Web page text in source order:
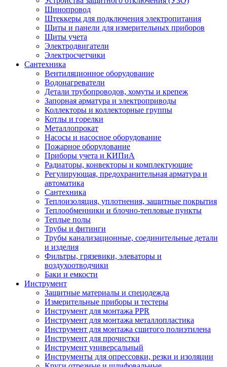
Шинопровод
Штеккеры для подключения электропитания
Щиты и панели для измерительных приборов
Щиты учета
Электродвигатели
Электросчетчики
Сантехника
Вентиляционное оборудование
Водонагреватели
Детали трубопроводов, хомуты и крепеж
Запорная арматура и электроприводы
Коллекторы и коллекторные группы
Котлы и горелки
Металлопрокат
Насосы и насосное оборудование
Пожарное оборудование
Приборы учета и КИПиА
Радиаторы, конвекторы и комплектующие
Регулирующая, предохранительная арматура и
автоматика
Сантехника
Теплоизоляция, уплотнения, защитные покрытия
Теплообменники и блочно-тепловые пункты
Теплые полы
Трубы и фитинги
Трубы канализационные, соединительные детали
и изделия
Фильтры, грязевики, элеваторы и
воздухоотводчики
Баки и емкости
Инструмент
Защитные материалы и спецодежда
Измерительные приборы и тестеры
Инструмент для монтажа PPR
Инструмент для монтажа металлопластика
Инструмент для монтажа сшитого полиэтилена
Инструмент для прочистки
Инструмент универсальный
Инструменты для опрессовки, резки и изоляции